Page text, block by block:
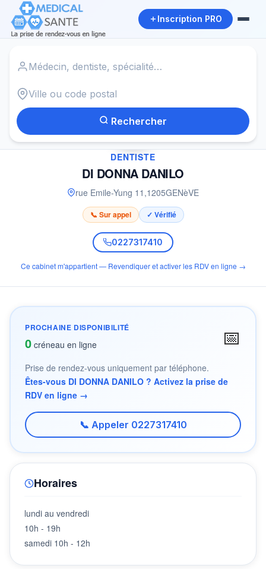
Inscription PRO
Rechercher
✓
DENTISTE
DI DONNA DANILO
rue Emile-Yung 11 ,1205GENèVE
📞 Sur appel ✓ Vérifié
0227317410
Ce cabinet m'appartient — Revendiquer et activer les RDV en ligne →
PROCHAINE DISPONIBILITÉ
0 créneau en ligne 📅
Prise de rendez-vous uniquement par téléphone.
Êtes-vous DI DONNA DANILO ? Activez la prise de
RDV en ligne →
📞 Appeler 0227317410
Horaires
lundi au vendredi
10h - 19h
samedi 10h - 12h